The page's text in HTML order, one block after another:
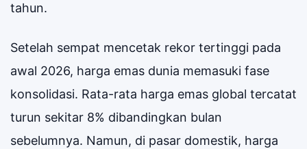
tahun.
Setelah sempat mencetak rekor tertinggi pada
awal 2026, harga emas dunia memasuki fase
konsolidasi. Rata-rata harga emas global tercatat
turun sekitar 8% dibandingkan bulan
sebelumnya. Namun, di pasar domestik, harga